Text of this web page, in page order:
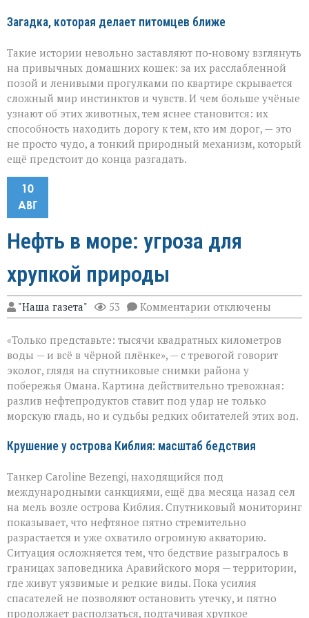
Загадка, которая делает питомцев ближе
Такие истории невольно заставляют по‑новому взглянуть
на привычных домашних кошек: за их расслабленной
позой и ленивыми прогулками по квартире скрывается
сложный мир инстинктов и чувств. И чем больше учёные
узнают об этих животных, тем яснее становится: их
способность находить дорогу к тем, кто им дорог, — это
не просто чудо, а тонкий природный механизм, который
ещё предстоит до конца разгадать.
10
АВГ
Нефть в море: угроза для
хрупкой природы
"Наша газета" 53 Комментарии к
записи
в
море:
угроза
для
хрупкой
природы
отключены
«Только представьте: тысячи квадратных километров
воды — и всё в чёрной плёнке», — с тревогой говорит
эколог, глядя на спутниковые снимки района у
побережья Омана. Картина действительно тревожная:
разлив нефтепродуктов ставит под удар не только
морскую гладь, но и судьбы редких обитателей этих вод.
Крушение у острова Киблия: масштаб бедствия
Танкер Caroline Bezengi, находящийся под
международными санкциями, ещё два месяца назад сел
на мель возле острова Киблия. Спутниковый мониторинг
показывает, что нефтяное пятно стремительно
разрастается и уже охватило огромную акваторию.
Ситуация осложняется тем, что бедствие разыгралось в
границах заповедника Аравийского моря — территории,
где живут уязвимые и редкие виды. Пока усилия
спасателей не позволяют остановить утечку, и пятно
продолжает расползаться, подтачивая хрупкое